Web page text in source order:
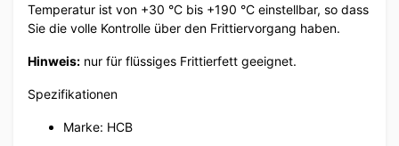
Temperatur ist von +30 °C bis +190 °C einstellbar, so dass
Sie die volle Kontrolle über den Frittiervorgang haben.
Hinweis: nur für flüssiges Frittierfett geeignet.
Spezifikationen
Marke: HCB